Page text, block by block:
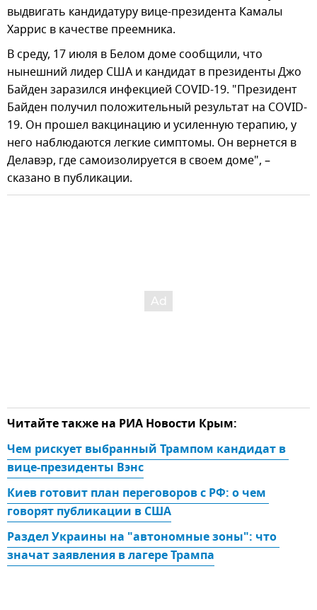
выдвигать кандидатуру вице-президента Камалы
Харрис в качестве преемника.
В среду, 17 июля в Белом доме сообщили, что
нынешний лидер США и кандидат в президенты Джо
Байден заразился инфекцией COVID-19. "Президент
Байден получил положительный результат на COVID-
19. Он прошел вакцинацию и усиленную терапию, у
него наблюдаются легкие симптомы. Он вернется в
Делавэр, где самоизолируется в своем доме", –
сказано в публикации.
Читайте также на РИА Новости Крым:
Чем рискует выбранный Трампом кандидат в
вице-президенты Вэнс
Киев готовит план переговоров с РФ: о чем
говорят публикации в США
Раздел Украины на "автономные зоны": что
значат заявления в лагере Трампа